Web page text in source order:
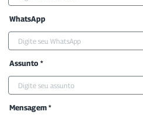
WhatsApp
Assunto *
Mensagem *